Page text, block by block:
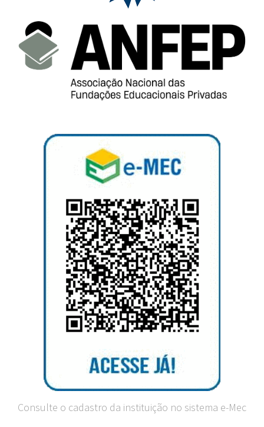
Consulte o cadastro da instituição no sistema e-Mec